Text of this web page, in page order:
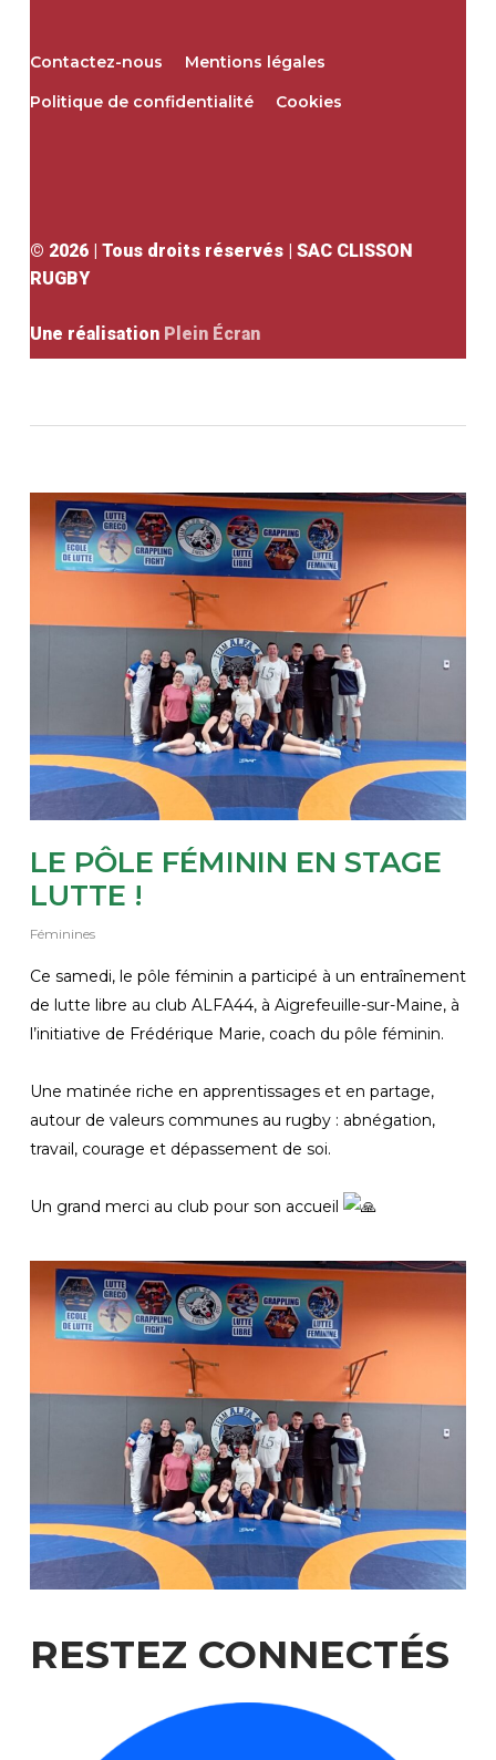
Contactez-nous
Mentions légales
Politique de confidentialité
Cookies
© 2026| Tous droits réservés | SAC CLISSON
RUGBY
Une réalisation Plein Écran
LE PÔLE FÉMININ EN STAGE
LUTTE !
Féminines
Ce samedi, le pôle féminin a participé à un entraînement
de lutte libre au club ALFA44, à Aigrefeuille-sur-Maine, à
l’initiative de Frédérique Marie, coach du pôle féminin.
Une matinée riche en apprentissages et en partage,
autour de valeurs communes au rugby : abnégation,
travail, courage et dépassement de soi.
Un grand merci au club pour son accueil
RESTEZ CONNECTÉS